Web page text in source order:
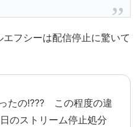
フシーは配信停止に驚いて
たの!??? この程度の違
のストリーム停止処分